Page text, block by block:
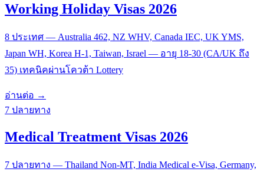
Working Holiday Visas 2026
8 ประเทศ — Australia 462, NZ WHV, Canada IEC, UK YMS,
Japan WH, Korea H-1, Taiwan, Israel — อายุ 18-30 (CA/UK ถึง
35) เทคนิคผ่านโควต้า Lottery
อ่านต่อ →
7 ปลายทาง
Medical Treatment Visas 2026
7 ปลายทาง — Thailand Non-MT, India Medical e-Visa, Germany,